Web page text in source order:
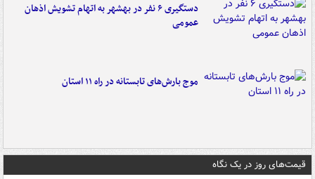
دستگیری ۶ نفر در بهشهر به اتهام تشویش اذهان
عمومی
موج بارش‌های تابستانه در راه ۱۱ استان
قیمت‌های روز در یک نگاه